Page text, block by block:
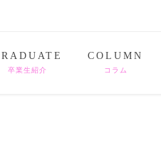
卒業生紹介
COLUMN
コラム